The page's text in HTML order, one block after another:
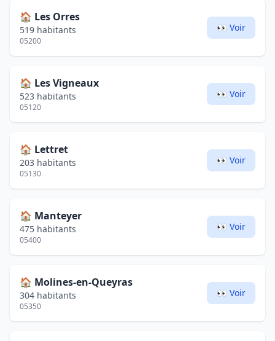
🏠 Les Orres
519 habitants
05200
👀 Voir
🏠 Les Vigneaux
523 habitants
05120
👀 Voir
🏠 Lettret
203 habitants
05130
👀 Voir
🏠 Manteyer
475 habitants
05400
👀 Voir
🏠 Molines-en-Queyras
304 habitants
05350
👀 Voir